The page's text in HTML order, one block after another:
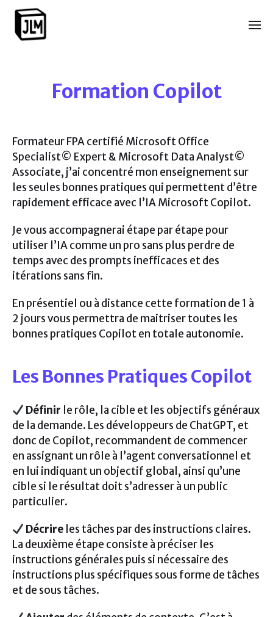
Formation Copilot
Formateur FPA certifié Microsoft Office
Specialist© Expert & Microsoft Data Analyst©
Associate, j’ai concentré mon enseignement sur
les seules bonnes pratiques qui permettent d’être
rapidement efficace avec l’IA Microsoft Copilot.
Je vous accompagnerai étape par étape pour
utiliser l’IA comme un pro sans plus perdre de
temps avec des prompts inefficaces et des
itérations sans fin.
En présentiel ou à distance cette formation de 1 à
2 jours vous permettra de maitriser toutes les
bonnes pratiques Copilot en totale autonomie.
Les Bonnes Pratiques Copilot
Définir le rôle, la cible et les objectifs généraux
de la demande. Les développeurs de ChatGPT, et
donc de Copilot, recommandent de commencer
en assignant un rôle à l’agent conversationnel et
en lui indiquant un objectif global, ainsi qu’une
cible si le résultat doit s’adresser à un public
particulier.
Décrire les tâches par des instructions claires.
La deuxième étape consiste à préciser les
instructions générales puis si nécessaire des
instructions plus spécifiques sous forme de tâches
et de sous tâches.